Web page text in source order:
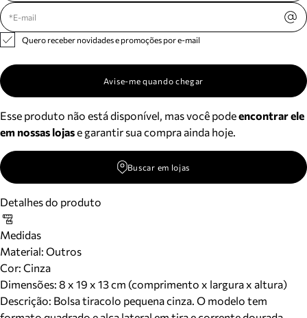
Quero receber novidades e promoções por e-mail
Avise-me quando chegar
Esse produto não está disponível, mas você podeencontrar ele
em nossas lojase garantir sua compra ainda hoje.
Buscar em lojas
Detalhes do produto
Medidas
Material: Outros
Cor: Cinza
Dimensões: 8 x 19 x 13 cm (comprimento x largura x altura)
Descrição: Bolsa tiracolo pequena cinza. O modelo tem